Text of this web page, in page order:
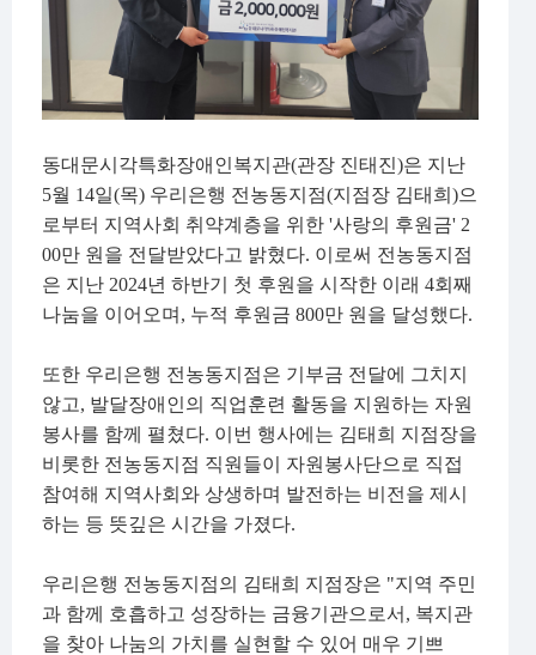
동대문시각특화장애인복지관(관장 진태진)은 지난
5월 14일(목) 우리은행 전농동지점(지점장 김태희 )으
로부터 지역사회 취약계층을 위한 '사랑의 후원금' 2
00만 원을 전달받았다고 밝혔다. 이로써 전농동지점
은 지난 2024년 하반기 첫 후원을 시작한 이래 4회째
나눔을 이어오며 , 누적 후원금 800만 원을 달성했다.
또한 우리은행 전농동지점은 기부금 전달에 그치지
않고, 발달장애인의 직업훈련 활동을 지원하는 자원
봉사를 함께 펼쳤다. 이번 행사에는 김태희 지점장을
비롯한 전농동지점 직원들이 자원봉사단으로 직접
참여해 지역사회와 상생하며 발전하는 비전을 제시
하는 등 뜻깊은 시간을 가졌다.
우리은행 전농동지점의 김태희 지점장은 "지역 주민
과 함께 호흡하고 성장하는 금융기관으로서 , 복지관
을 찾아 나눔의 가치를 실현할 수 있어 매우 기쁘